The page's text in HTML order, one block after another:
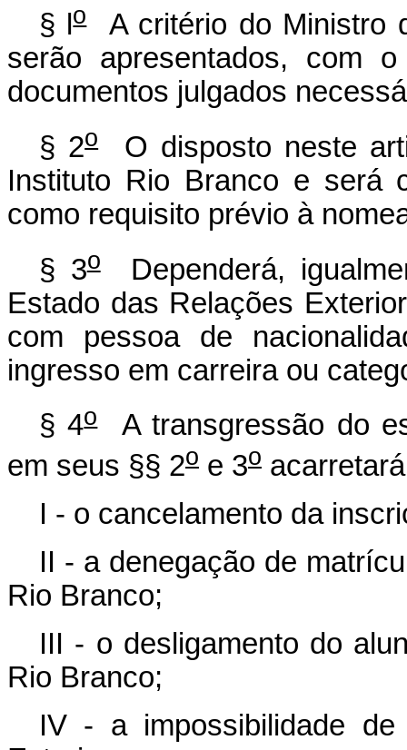
§ loA critério do Ministro
serão apresentados, com
documentos julgados
§ 2oO disposto neste
Instituto Rio Branco e será
como requisito prévio à
§ 3oDependerá,
Estado das Relações
com pessoa de
ingresso em carreira ou
§ 4oA transgressão do
em seus §§ 2o e 3o
I - o cancelamento da
II - a denegação de
Rio Branco;
III - o desligamento do
Rio Branco;
IV - a impossibilidade